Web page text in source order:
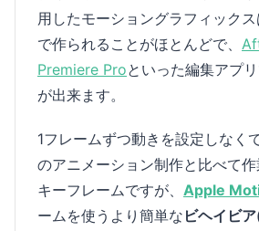
用したモーショングラフィック
で作られることがほとんどで、
Premiere Proといった編集アプ
が出来ます。
1フレームずつ動きを設定しなく
のアニメーション制作と比べて
キーフレームですが、 Apple
ームを使うより簡単な ビヘイビ